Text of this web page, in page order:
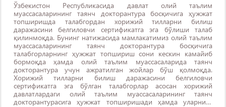
Ўзбекистон Республикасида давлат олий таълим
муассасаларининг таянч докторантура босқичига ҳужжат
топширишда талабгордан хорижий тилларни билиш
даражасини белгиловчи сертификатга эга бўлиши талаб
қилинмоқда. Бунинг натижасида мамлакатимиз олий таълим
муассасаларининг таянч докторантура босқичига
талабгорларнинг ҳужжат топшириш сони кескин камайиб
бормоқда ҳамда олий таълим муассасаларида таянч
докторантура учун ажратилган жойлар бўш қолмоқда.
Хорижий тилларни билиш даражасини белгиловчи
сертификатга эга бўлган талабгорлар асосан хорижий
давлатлардаги олий таълим муассасаларининг таянч
докторантурасига ҳужжат топширишади ҳамда уларнинг